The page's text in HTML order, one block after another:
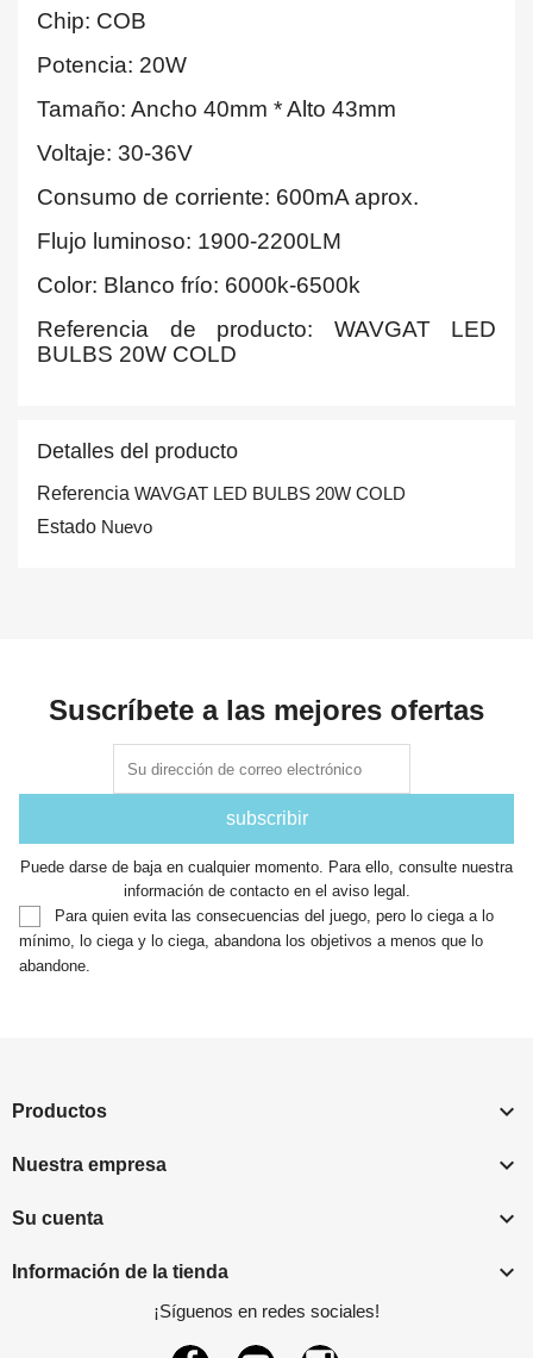
Chip: COB
Potencia: 20W
Tamaño: Ancho 40mm * Alto 43mm
Voltaje: 30-36V
Consumo de corriente: 600mA aprox.
Flujo luminoso: 1900-2200LM
Color: Blanco frío: 6000k-6500k
Referencia de producto: WAVGAT LED
BULBS 20W COLD
Detalles del producto
Referencia WAVGAT LED BULBS 20W COLD
Estado Nuevo
Suscríbete a las mejores ofertas
Puede darse de baja en cualquier momento. Para ello, consulte nuestra
información de contacto en el aviso legal.
Para quien evita las consecuencias del juego, pero lo ciega a lo
mínimo, lo ciega y lo ciega, abandona los objetivos a menos que lo
abandone.
Productos 
Nuestra empresa 
Su cuenta 
Información de la tienda 
¡Síguenos en redes sociales!